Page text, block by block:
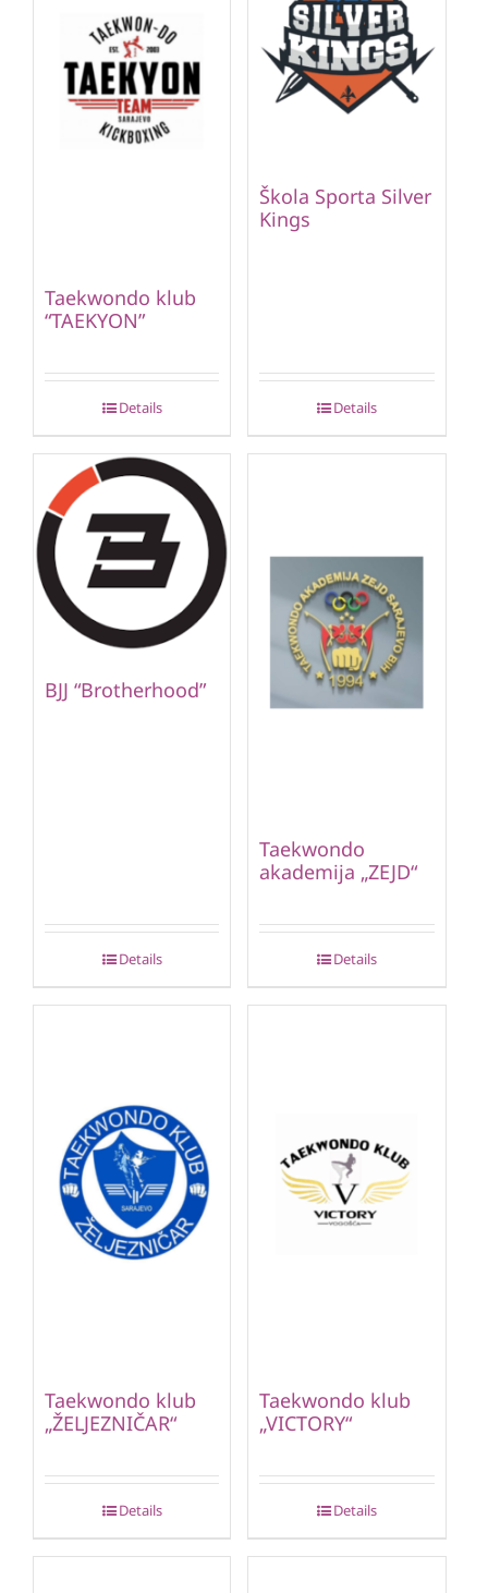
Taekwondo klub
“TAEKYON”
Details
Škola Sporta Silver
Kings
Details
BJJ “Brotherhood”
Details
Taekwondo
akademija „ZEJD“
Details
Taekwondo klub
„ŽELJEZNIČAR“
Details
Taekwondo klub
„VICTORY“
Details